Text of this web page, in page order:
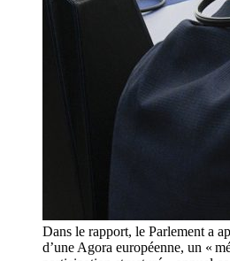
Dans le rapport, le Parlement a
d’une Agora européenne, un «